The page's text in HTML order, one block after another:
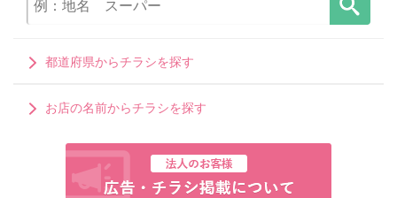
都道府県からチラシを探す
お店の名前からチラシを探す